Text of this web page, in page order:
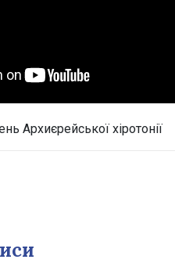
Архиєрейської хіротонії